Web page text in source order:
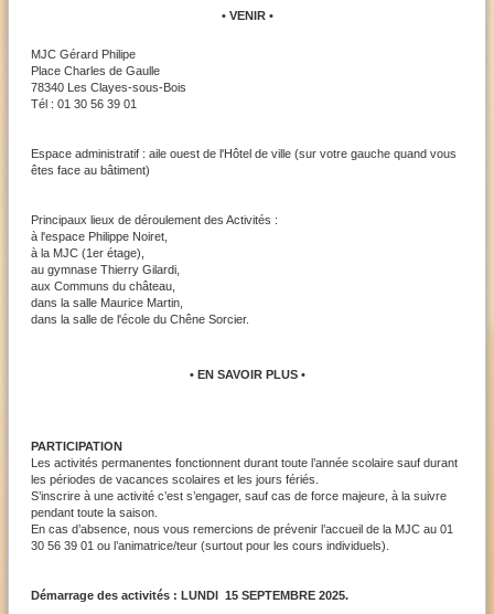
• VENIR •
MJC Gérard Philipe
Place Charles de Gaulle
78340 Les Clayes-sous-Bois
Tél : 01 30 56 39 01
Espace administratif : aile ouest de l'Hôtel de ville (sur votre gauche quand vous
êtes face au bâtiment)
Principaux lieux de déroulement des Activités :
à l'espace Philippe Noiret,
à la MJC (1er étage),
au gymnase Thierry Gilardi,
aux Communs du château,
dans la salle Maurice Martin,
dans la salle de l'école du Chêne Sorcier.
• EN SAVOIR PLUS •
PARTICIPATION
Les activités permanentes fonctionnent durant toute l’année scolaire sauf durant
les périodes de vacances scolaires et les jours fériés.
S’inscrire à une activité c’est s’engager, sauf cas de force majeure, à la suivre
pendant toute la saison.
En cas d’absence, nous vous remercions de prévenir l’accueil de la MJC au 01
30 56 39 01 ou l’animatrice/teur (surtout pour les cours individuels).
Démarrage des activités : LUNDI 15 SEPTEMBRE 2025.